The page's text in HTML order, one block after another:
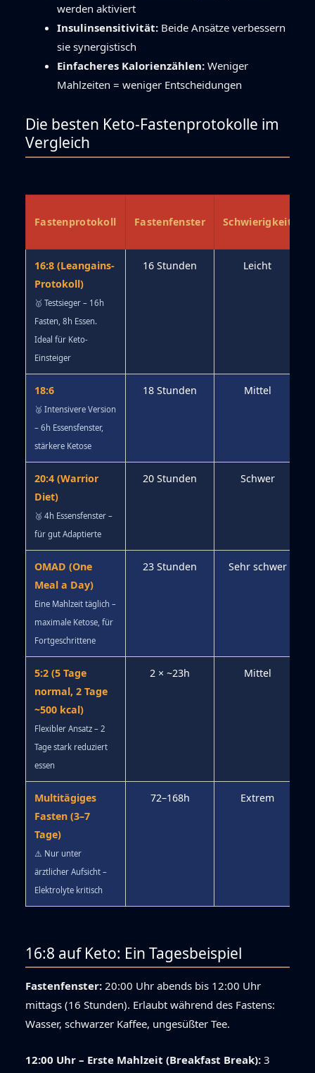
werden aktiviert
Insulinsensitivität: Beide Ansätze verbessern
sie synergistisch
Einfacheres Kalorienzählen: Weniger
Mahlzeiten = weniger Entscheidungen
Die besten Keto-Fastenprotokolle im
Vergleich
Fastenprotokoll Fastenfenster Schwierigkeit
16:8 (Leangains-
Protokoll)
🥇 Testsieger – 16h
Fasten, 8h Essen.
Ideal für Keto-
Einsteiger
16 Stunden Leicht
18:6
🥈 Intensivere Version
– 6h Essensfenster,
stärkere Ketose
18 Stunden Mittel
20:4 (Warrior
Diet)
🥉 4h Essensfenster –
für gut Adaptierte
20 Stunden Schwer
OMAD (One
Meal a Day)
Eine Mahlzeit täglich –
maximale Ketose, für
Fortgeschrittene
23 Stunden Sehr schwer
5:2 (5 Tage
normal, 2 Tage
~500 kcal)
Flexibler Ansatz – 2
Tage stark reduziert
essen
2 × ~23h Mittel
Multitägiges
Fasten (3–7
Tage)
⚠️ Nur unter
ärztlicher Aufsicht –
Elektrolyte kritisch
72–168h Extrem
16:8 auf Keto: Ein Tagesbeispiel
Fastenfenster: 20:00 Uhr abends bis 12:00 Uhr
mittags (16 Stunden). Erlaubt während des Fastens:
Wasser, schwarzer Kaffee, ungesüßter Tee.
12:00 Uhr – Erste Mahlzeit (Breakfast Break): 3